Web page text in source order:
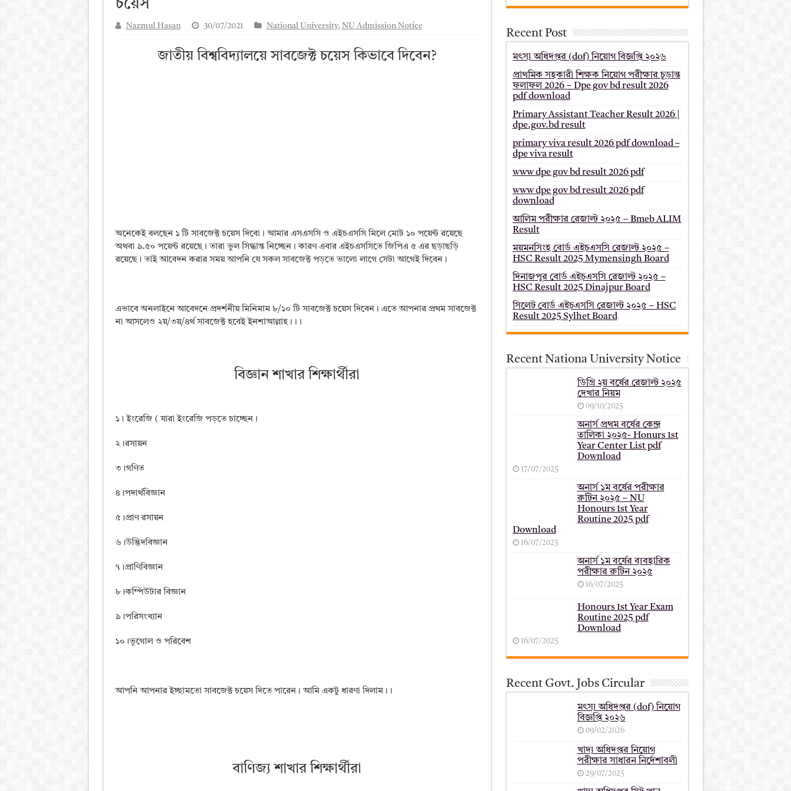
দিনাজপুর বোর্ড এইচএসসি রেজাল্ট ২০২৫ – HSC Result 2025 Dinajpur Board
চয়েস
Nazmul Hasan 30/07/2021 National University, NU Admission Notice
জাতীয় বিশ্ববিদ্যালয়ে সাবজেক্ট চয়েস কিভাবে দিবেন?
অনেকেই বলছেন ১ টি সাবজেক্ট চয়েস দিবো। আমার এসএসসি ও এইচএসসি মিলে মোট ১০ পয়েন্ট রয়েছে
অথবা ৯.৫০ পয়েন্ট রয়েছে। তারা ভুল সিদ্ধান্ত নিচ্ছেন। কারণ এবার এইচএসসিতে জিপিএ ৫ এর ছড়াছড়ি
রয়েছে। তাই আবেদন করার সময় আপনি যে সকল সাবজেক্ট পড়তে ভালো লাগে সেটা আগেই দিবেন।
এভাবে অনলাইনে আবেদনে প্রদর্শনীয় মিনিমাম ৮/১০ টি সাবজেক্ট চয়েস দিবেন। এতে আপনার প্রথম সাবজেক্ট
না আসলেও ২য়/৩য়/৪র্থ সাবজেক্ট হবেই ইনশাআল্লাহ।।।
বিজ্ঞান শাখার শিক্ষার্থীরা
১। ইংরেজি ( যারা ইংরেজি পড়তে চাচ্ছেন।
২।রসায়ন
৩।গণিত
৪।পদার্থবিজ্ঞান
৫।প্রাণ রসায়ন
৬।উদ্ভিদবিজ্ঞান
৭।প্রাণিবিজ্ঞান
৮।কম্পিউটার বিজ্ঞান
৯।পরিসংখ্যান
১০।ভূগােল ও পরিবেশ
আপনি আপনার ইচ্ছামতো সাবজেক্ট চয়েস দিতে পারেন। আমি একটু ধারণা দিলাম।।
বাণিজ্য শাখার শিক্ষার্থীরা
Recent Post
মৎস্য অধিদপ্তর (dof) নিয়োগ বিজ্ঞপ্তি ২০২৬
প্রাথমিক সহকারী শিক্ষক নিয়োগ পরীক্ষার চূড়ান্ত
ফলাফল 2026 – Dpe gov bd result 2026
pdf download
Primary Assistant Teacher Result 2026 |
dpe.gov.bd result
primary viva result 2026 pdf download –
dpe viva result
www dpe gov bd result 2026 pdf
www dpe gov bd result 2026 pdf
download
আলিম পরীক্ষার রেজাল্ট ২০২৫ – Bmeb ALIM
Result
ময়মনসিংহ বোর্ড এইচএসসি রেজাল্ট ২০২৫ –
HSC Result 2025 Mymensingh Board
দিনাজপুর বোর্ড এইচএসসি রেজাল্ট ২০২৫ –
HSC Result 2025 Dinajpur Board
সিলেট বোর্ড এইচএসসি রেজাল্ট ২০২৫ – HSC
Result 2025 Sylhet Board
Recent Nationa University Notice
ডিগ্রি ২য় বর্ষের রেজাল্ট ২০২৫
দেখার নিয়ম
09/10/2025
অনার্স প্রথম বর্ষের কেন্দ্র
তালিকা ২০২৫- Honurs 1st
Year Center List pdf
Download
17/07/2025
অনার্স ১ম বর্ষের পরীক্ষার
রুটিন ২০২৫ – NU
Honours 1st Year
Routine 2025 pdf
Download
16/07/2025
অনার্স ১ম বর্ষের ব্যবহারিক
পরীক্ষার ‍রুটিন ২০২৫
16/07/2025
Honours 1st Year Exam
Routine 2025 pdf
Download
16/07/2025
Recent Govt. Jobs Circular
মৎস্য অধিদপ্তর (dof) নিয়োগ
বিজ্ঞপ্তি ২০২৬
09/02/2026
খাদ্য অধিদপ্তর নিয়োগ
পরীক্ষার সাধারন নির্দেশাবলী
29/07/2025